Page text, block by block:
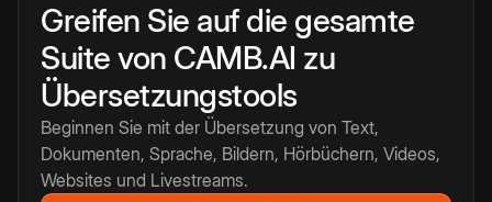
Greifen Sie auf die gesamte
Suite von CAMB.AI zu
Übersetzungstools
Beginnen Sie mit der Übersetzung von Text,
Dokumenten, Sprache, Bildern, Hörbüchern, Videos,
Websites und Livestreams.